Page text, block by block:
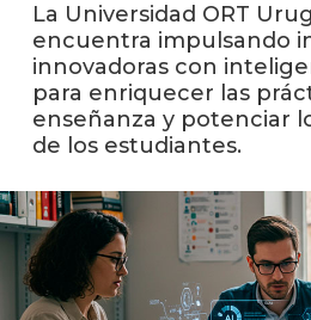
La Universidad ORT
encuentra impulsando
innovadoras con
para enriquecer las
enseñanza y potenciar
de los estudiantes.